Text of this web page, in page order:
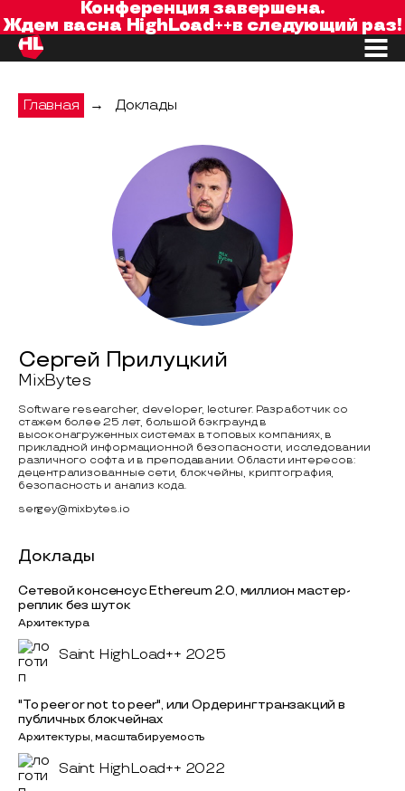
Конференция завершена.
Ждем васна HighLoad++в следующий раз!
Главная → Доклады
Сергей Прилуцкий
MixBytes
Software researcher, developer, lecturer. Разработчик со
стажем более 25 лет, большой бэкграунд в
высоконагруженных системах в топовых компаниях, в
прикладной информационной безопасности, исследовании
различного софта и в преподавании. Области интересов:
децентрализованные сети, блокчейны, криптография,
безопасность и анализ кода.
sergey@mixbytes.io
Доклады
Сетевой консенсус Ethereum 2.0, миллион мастер-
реплик без шуток
Архитектура
Saint HighLoad++ 2025
"To peer or not to peer", или Ордеринг транзакций в
публичных блокчейнах
Архитектуры, масштабируемость
Saint HighLoad++ 2022